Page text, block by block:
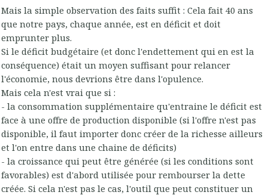
Mais la simple observation des faits suffit : Cela fait 40 ans
que notre pays, chaque année, est en déficit et doit
emprunter plus.
Si le déficit budgétaire (et donc l'endettement qui en est la
conséquence) était un moyen suffisant pour relancer
l'économie, nous devrions être dans l'opulence.
Mais cela n'est vrai que si :
- la consommation supplémentaire qu'entraine le déficit est
face à une offre de production disponible (si l'offre n'est pas
disponible, il faut importer donc créer de la richesse ailleurs
et l'on entre dans une chaine de déficits)
- la croissance qui peut être générée (si les conditions sont
favorables) est d'abord utilisée pour rembourser la dette
créée. Si cela n'est pas le cas, l'outil que peut constituer un